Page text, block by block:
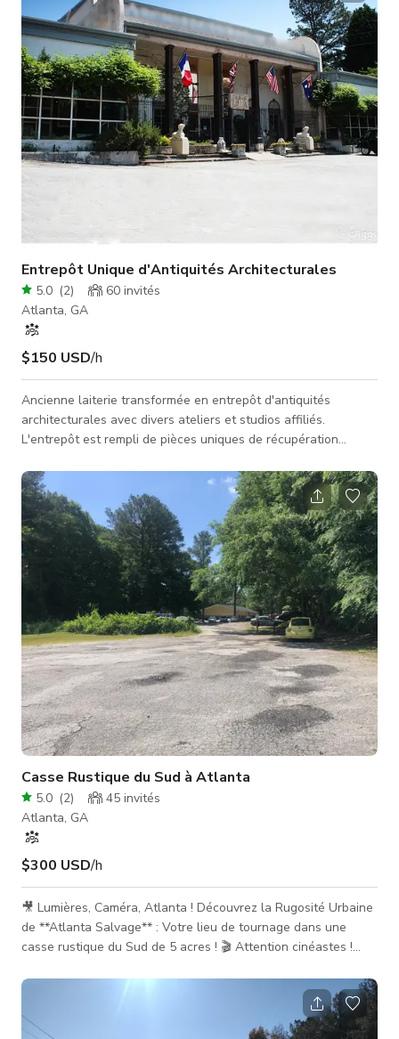
et profondeur visuelle. ✔️ Agencements flexibles : Toile
blanche pour donner à votre équipe une liberté créative. ✔�
Entrepôt Unique d'Antiquités Architecturales
5.0 (2) 60 invités
Atlanta, GA
$150 USD/h
Ancienne laiterie transformée en entrepôt d'antiquités
architecturales avec divers ateliers et studios affiliés.
L'entrepôt est rempli de pièces uniques de récupération
quincaillerie. Les ateliers comprennent une salle de dessin, un
studio de vitraux, un atelier de menuiserie, un atelier de
finition et une salle à outils.
Casse Rustique du Sud à Atlanta
5.0 (2) 45 invités
Atlanta, GA
$300 USD/h
🎥 Lumières, Caméra, Atlanta ! Découvrez la Rugosité Urbaine
de **Atlanta Salvage** : Votre lieu de tournage dans une
casse rustique du Sud de 5 acres ! 🎬 Attention cinéastes !
cœur d'Atlanta ? Ne cherchez pas plus loin que **Atlanta
Salvage**, la destination ultime pour les tournages de films et
vidéos cherchant une casse rustique du Sud de 5 acres en